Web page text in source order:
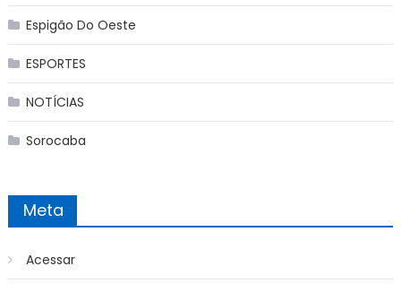
Espigão Do Oeste
ESPORTES
NOTÍCIAS
Sorocaba
Meta
Acessar